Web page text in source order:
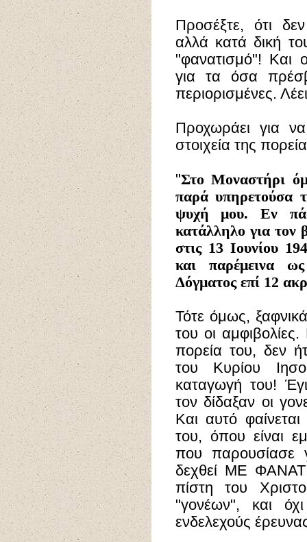
Προσέξτε, ότι
αλλά κατά δική
"φανατισμό"! Και
για τα όσα
περιορισμένες.
Προχωράει για
στοιχεία της
"ΣτοΜοναστήρι
παρά υπηρετούσα
ψυχή μου. Εν
κατάλληλο για τον
στις 13 Ιουνίου
και παρέμεινα
Δόγματος επί 12
Τότε όμως,
του οι
πορεία του, δεν
του Κυρίου
καταγωγή του!
τον δίδαξαν οι
Και αυτό
του, όπου είναι
που παρουσίασε
δεχθεί ΜΕ
πίστη του
"γονέων", και
ενδελεχούς